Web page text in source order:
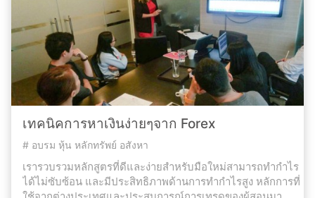
เทคนิคการหาเงินง่ายๆจาก Forex
# อบรม หุ้น หลักทรัพย์ อสังหา
เรารวบรวมหลักสูตรที่ดีและง่ายสำหรับมือใหม่สามารถทำกำไร
ได้ไม่ซับซ้อน และมีประสิทธิภาพด้านการทำกำไรสูง หลักการที่